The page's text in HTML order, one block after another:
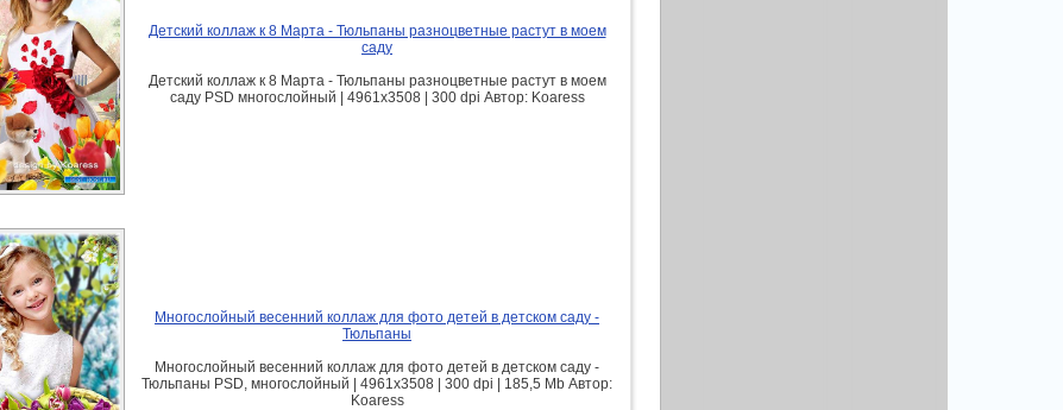
Детский коллаж к 8 Марта - Тюльпаны разноцветные растут в моем
саду
Детский коллаж к 8 Марта - Тюльпаны разноцветные растут в моем
саду PSD многослойный | 4961x3508 | 300 dpi Автор: Koaress
Многослойный весенний коллаж для фото детей в детском саду -
Тюльпаны
Многослойный весенний коллаж для фото детей в детском саду -
Тюльпаны PSD, многослойный | 4961x3508 | 300 dpi | 185,5 Mb Автор:
Koaress